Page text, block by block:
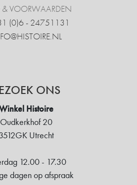
VOORWAARDEN
‍(0)6 - 24751131
ONS
Histoire
Oudkerkhof 20
Utrecht
12.00 - 17.30
dagen op afspraak